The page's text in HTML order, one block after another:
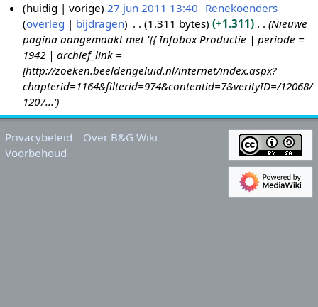
0
1
1
huidig vorige 27 jun 2011 13:40 Renekoenders
overleg
bijdragen 1.311 bytes +1.311
Nieuwe
pagina aangemaakt met '{{ Infobox Productie | periode =
1942 | archief_link =
[http://zoeken.beeldengeluid.nl/internet/index.aspx?
chapterid=1164&filterid=974&contentid=7&verityID=/12068/
1207...'
Privacybeleid
Over B&G Wiki
Voorbehoud